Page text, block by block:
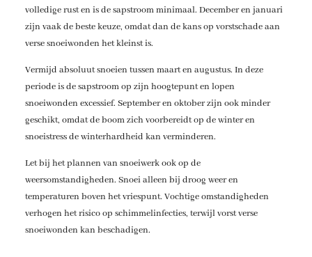
volledige rust en is de sapstroom minimaal. December en januari
zijn vaak de beste keuze, omdat dan de kans op vorstschade aan
verse snoeiwonden het kleinst is.
Vermijd absoluut snoeien tussen maart en augustus. In deze
periode is de sapstroom op zijn hoogtepunt en lopen
snoeiwonden excessief. September en oktober zijn ook minder
geschikt, omdat de boom zich voorbereidt op de winter en
snoeistress de winterhardheid kan verminderen.
Let bij het plannen van snoeiwerk ook op de
weersomstandigheden. Snoei alleen bij droog weer en
temperaturen boven het vriespunt. Vochtige omstandigheden
verhogen het risico op schimmelinfecties, terwijl vorst verse
snoeiwonden kan beschadigen.